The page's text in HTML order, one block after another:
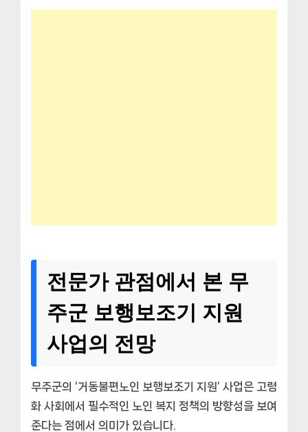
전문가 관점에서 본 무
주군 보행보조기 지원
사업의 전망
무주군의 ‘거동불편노인 보행보조기 지원’ 사업은 고령
화 사회에서 필수적인 노인 복지 정책의 방향성을 보여
준다는 점에서 의미가 있습니다.